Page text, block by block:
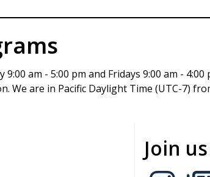
am - 5:00 pm and Fridays 9:00 am -
We are in Pacific Daylight Time (UTC-7)
Join